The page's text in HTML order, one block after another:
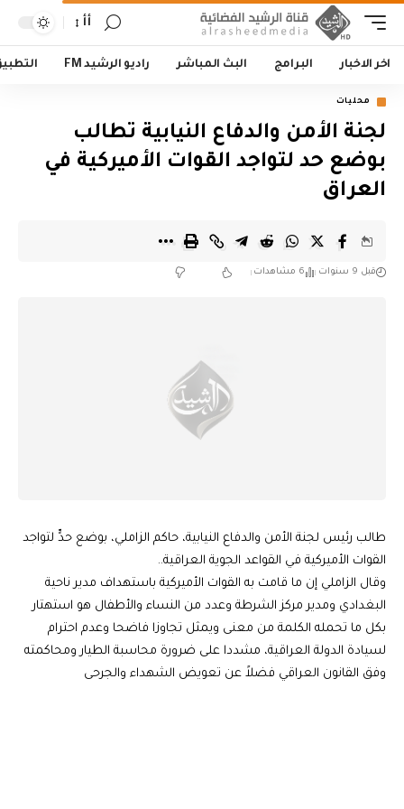
أأ
اخر الاخبار البرامج البث المباشر راديو الرشيد FM
محليات
لجنة الأمن والدفاع النيابية تطالب
بوضع حد لتواجد القوات الأميركية في
العراق
قبل 9 سنوات 6 مشاهدات
طالب رئيس لجنة الأمن والدفاع النيابية، حاكم الزاملي، بوضع حدٍّ لتواجد
القوات الأميركية في القواعد الجوية العراقية..
وقال الزاملي إن ما قامت به القوات الأميركية باستهداف مدير ناحية
البغدادي ومدير مركز الشرطة وعدد من النساء والأطفال هو استهتار
بكل ما تحمله الكلمة من معنى ويمثل تجاوزا فاضحا وعدم احترام
لسيادة الدولة العراقية، مشددا على ضرورة محاسبة الطيار ومحاكمته
وفق القانون العراقي فضلاً عن تعويض الشهداء والجرحى